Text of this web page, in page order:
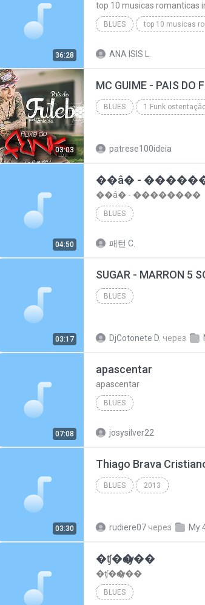
36:28
BLUES
ANA ISIS L.
03:03
BLUES 1 Funk
patrese100ideia
04:50
��â� -
��â� - ��������
BLUES
패턴 C.
03:17
BLUES
DjCotonete D. через
07:08
apascentar
apascentar
BLUES
josysilver22
03:30
BLUES 2013
rudiere07 через My
�ʧ�ѹ���
�ʧ�ѹ���
BLUES